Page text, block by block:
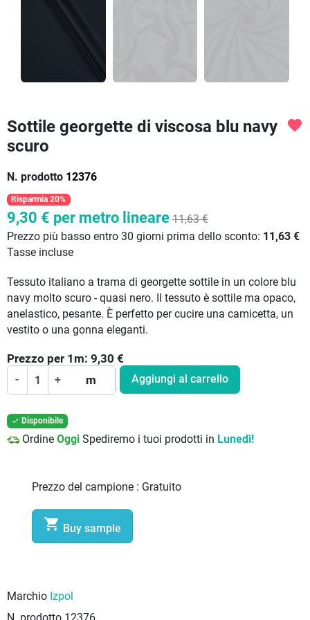
Sottile georgette di viscosa blu navy
scuro
N. prodotto 12376
favorite
Risparmia 20%
9,30 € per metro lineare 11,63 €
Prezzo più basso entro 30 giorni prima dello sconto: 11,63 €
Tasse incluse
Tessuto italiano a trama di georgette sottile in un colore blu
navy molto scuro - quasi nero. Il tessuto è sottile ma opaco,
anelastico, pesante. È perfetto per cucire una camicetta, un
vestito o una gonna eleganti.
Prezzo per 1 m: 9,30 €
- + m Aggiungi al carrello
 Disponibile
Ordine Oggi Spediremo i tuoi prodotti in Lunedì!
Prezzo del campione : Gratuito
 Buy sample
Marchio Izpol